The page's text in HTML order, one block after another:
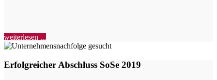
weiterlesen ...
Erfolgreicher Abschluss SoSe 2019